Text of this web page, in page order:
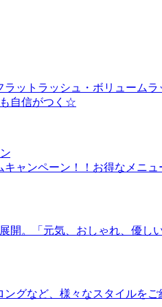
ラットラッシュ・ボリューム
自信がつく☆
キャンペーン！！お得なメニ
開。「元気、おしゃれ、優し
グなど、様々なスタイルを